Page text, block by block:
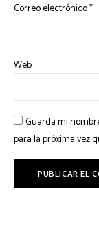
Correo electrónico*
Web
Guarda mi
para la próxima vez